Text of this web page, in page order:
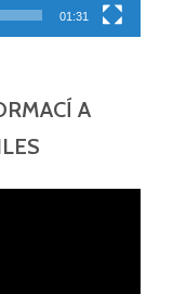
01:31
A